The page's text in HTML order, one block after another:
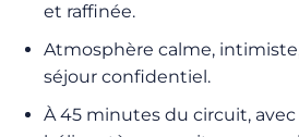
et raffinée.
Atmosphère calme,
séjour confidentiel.
À 45 minutes du circuit,